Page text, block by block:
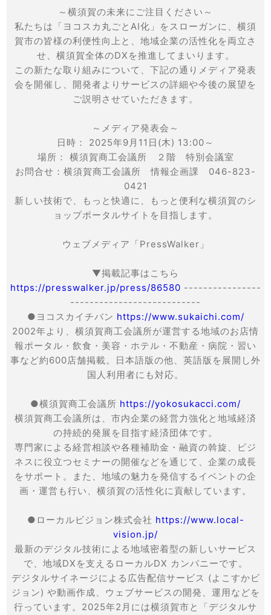
～横須賀の未来にご注目ください～
私たちは「ヨコスカ丸ごとAI化」をスローガンに、横須
賀市の皆様の利便性向上と、地域企業の活性化を両立さ
せ、横須賀全体のDXを推進してまいります。
この新たな取り組みについて、下記の通りメディア発表
会を開催し、開発者よりサービスの詳細や今後の展望を
ご説明させていただきます。
～メディア発表会～
日時： 2025年9月11日(木) 13:00～
場所： 横須賀商工会議所 ２階 特別会議室
お問合せ：横須賀商工会議所 情報企画課 046-823-
0421
新しい技術で、もっと快適に、もっと便利な横須賀のシ
ョップポータルサイトを目指します。
ウェブメディア「PressWalker」
▼掲載記事はこちら
https://presswalker.jp/press/86580 ----------------
---------------------------
●ヨコスカイチバン https://www.sukaichi.com/
2002年より、横須賀商工会議所が運営する地域のお店情
報ポータル・飲食・美容・ホテル・不動産・病院・習い
事など約600店舗掲載。日本語版の他、英語版を展開し外
国人利用者にも対応。
●横須賀商工会議所 https://yokosukacci.com/
横須賀商工会議所は、市内企業の経営力強化と地域経済
の持続的発展を目指す経済団体です。
専門家による経営相談や各種補助金・融資の斡旋、ビジ
ネスに役立つセミナーの開催などを通じて、企業の成長
をサポート。また、地域の魅力を発信するイベントの企
画・運営も行い、横須賀の活性化に貢献しています。
●ローカルビジョン株式会社 https://www.local-
vision.jp/
最新のデジタル技術による地域密着型の新しいサービス
で、地域DXを支えるローカルDX カンパニーです。
デジタルサイネージによる広告配信サービス (よこすかビ
ジョン) や動画作成、ウェブサービスの開発、運用などを
行っています。2025年2月には横須賀市と「デジタルサ